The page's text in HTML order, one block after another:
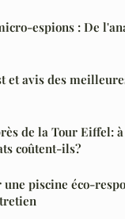
espions : De
et avis des
de la Tour Eiffel:
coûtent-ils?
une piscine éco-